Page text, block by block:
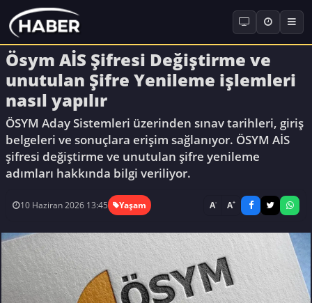
Ösym AİS Şifresi Değiştirme ve
unutulan Şifre Yenileme işlemleri
nasıl yapılır
ÖSYM Aday Sistemleri üzerinden sınav tarihleri, giriş
belgeleri ve sonuçlara erişim sağlanıyor. ÖSYM AİS
şifresi değiştirme ve unutulan şifre yenileme
adımları hakkında bilgi veriliyor.
10 Haziran 2026 13:45 Yaşam A- A+